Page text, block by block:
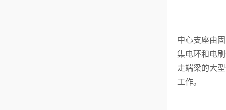
中心支座由
集电环和电
走端梁的大
工作。